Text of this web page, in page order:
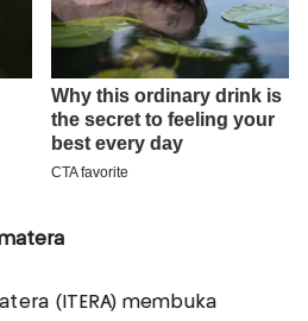
(ITERA) membuka